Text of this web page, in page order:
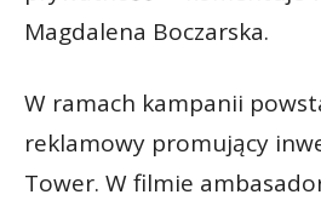
Magdalena Boczarska.
W ramach kampanii
reklamowy promujący
Tower. W filmie